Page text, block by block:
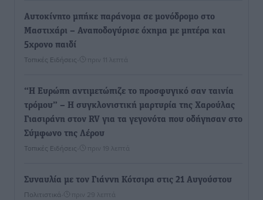
Αυτοκίνητο μπήκε παράνομα σε μονόδρομο στο
Μαστιχάρι – Αναποδογύρισε όχημα με μητέρα και
5χρονο παιδί
Τοπικές Ειδήσεις πριν 11 λεπτά
“Η Ευρώπη αντιμετώπιζε το προσφυγικό σαν ταινία
τρόμου” – Η συγκλονιστική μαρτυρία της Χαρούλας
Γιασιράνη στον RV για τα γεγονότα που οδήγησαν στο
Σύμφωνο της Λέρου
Τοπικές Ειδήσεις πριν 19 λεπτά
Συναυλία με τον Γιάννη Κότσιρα στις 21 Αυγούστου
Πολιτιστικά πριν 29 λεπτά